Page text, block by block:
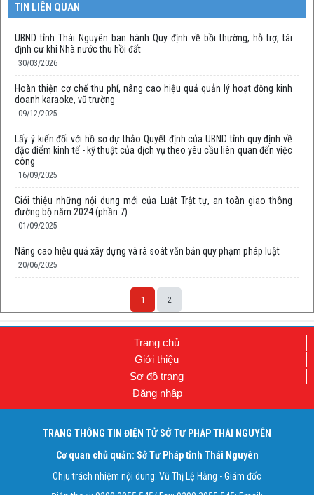
TIN LIÊN QUAN
UBND tỉnh Thái Nguyên ban hành Quy định về bồi thường, hỗ trợ, tái
định cư khi Nhà nước thu hồi đất
30/03/2026
Hoàn thiện cơ chế thu phí, nâng cao hiệu quả quản lý hoạt động kinh
doanh karaoke, vũ trường
09/12/2025
Lấy ý kiến đối với hồ sơ dự thảo Quyết định của UBND tỉnh quy định về
đặc điểm kinh tế - kỹ thuật của dịch vụ theo yêu cầu liên quan đến việc
công
16/09/2025
Giới thiệu những nội dung mới của Luật Trật tự, an toàn giao thông
đường bộ năm 2024 (phần 7)
01/09/2025
Nâng cao hiệu quả xây dựng và rà soát văn bản quy phạm pháp luật
20/06/2025
1 2
Trang chủ
Giới thiệu
Sơ đồ trang
Đăng nhập
TRANG THÔNG TIN ĐIỆN TỬ SỞ TƯ PHÁP THÁI NGUYÊN
Cơ quan chủ quản: Sở Tư Pháp tỉnh Thái Nguyên
Chịu trách nhiệm nội dung: Vũ Thị Lệ Hằng - Giám đốc